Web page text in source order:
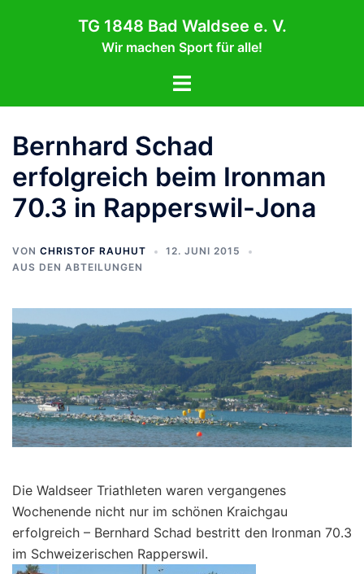
TG 1848 Bad Waldsee e. V.
Wir machen Sport für alle!
Menü
Bernhard Schad
erfolgreich beim Ironman
70.3 in Rapperswil-Jona
VON CHRISTOF RAUHUT
12. JUNI 2015
AUS DEN ABTEILUNGEN
Die Waldseer Triathleten waren vergangenes
Wochenende nicht nur im schönen Kraichgau
erfolgreich – Bernhard Schad bestritt den Ironman 70.3
im Schweizerischen Rapperswil.